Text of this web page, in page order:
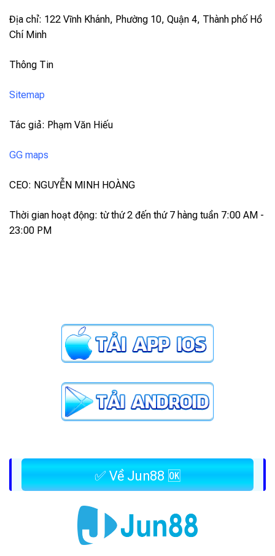
Địa chỉ: 122 Vĩnh Khánh, Phường 10, Quận 4, Thành phố Hồ
Chí Minh
Thông Tin
Sitemap
Tác giả: Phạm Văn Hiếu
GG maps
CEO: NGUYỄN MINH HOÀNG
Thời gian hoạt động: từ thứ 2 đến thứ 7 hàng tuần 7:00 AM -
23:00 PM
✅ Về Jun88 🆗